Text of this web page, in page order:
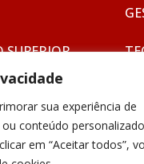
sua experiência de
conteúdo
em “Aceitar todos”,
SUPERIOR